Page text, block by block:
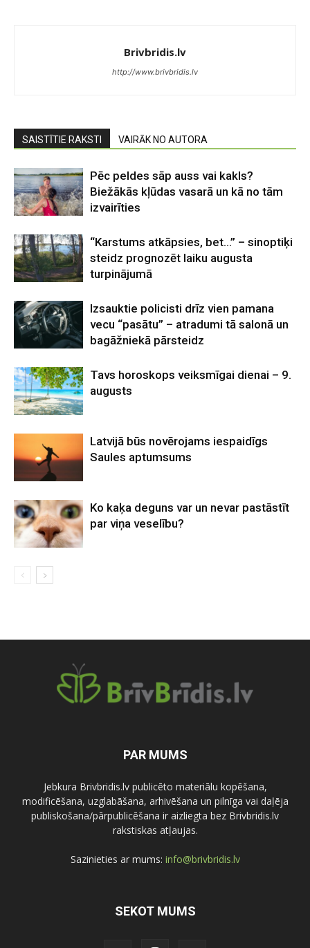
Brivbridis.lv
http://www.brivbridis.lv
SAISTĪTIE RAKSTI VAIRĀK NO AUTORA
Pēc peldes sāp auss vai kakls?
Biežākās kļūdas vasarā un kā no tām
izvairīties
“Karstums atkāpsies, bet…” – sinoptiķi
steidz prognozēt laiku augusta
turpinājumā
Izsauktie policisti drīz vien pamana
vecu “pasātu” – atradumi tā salonā un
bagāžniekā pārsteidz
Tavs horoskops veiksmīgai dienai – 9.
augusts
Latvijā būs novērojams iespaidīgs
Saules aptumsums
Ko kaķa deguns var un nevar pastāstīt
par viņa veselību?
PAR MUMS
Jebkura Brivbridis.lv publicēto materiālu kopēšana,
modificēšana, uzglabāšana, arhivēšana un pilnīga vai daļēja
publiskošana/pārpublicēšana ir aizliegta bez Brivbridis.lv
rakstiskas atļaujas.
Sazinieties ar mums: info@brivbridis.lv
SEKOT MUMS